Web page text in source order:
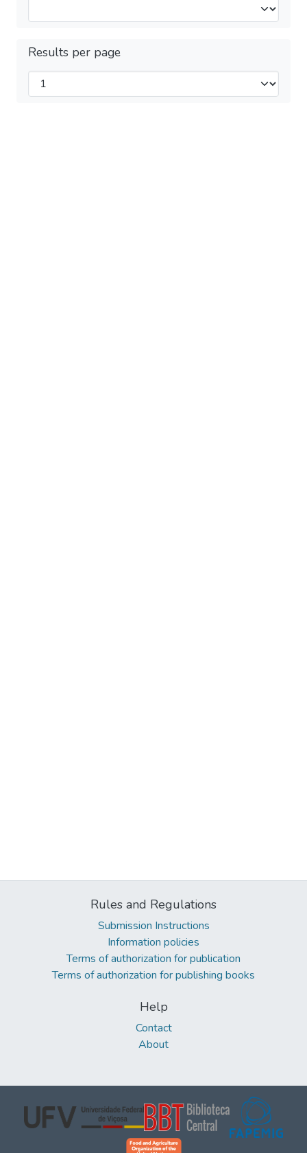
Results per page
Rules and Regulations
Submission Instructions
Information policies
Terms of authorization for publication
Terms of authorization for publishing books
Help
Contact
About